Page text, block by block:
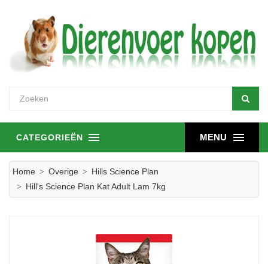
MENU
CATEGORIEËN
Home Overige
Hills Science Plan
Hill's Science Plan Kat Adult Lam 7kg